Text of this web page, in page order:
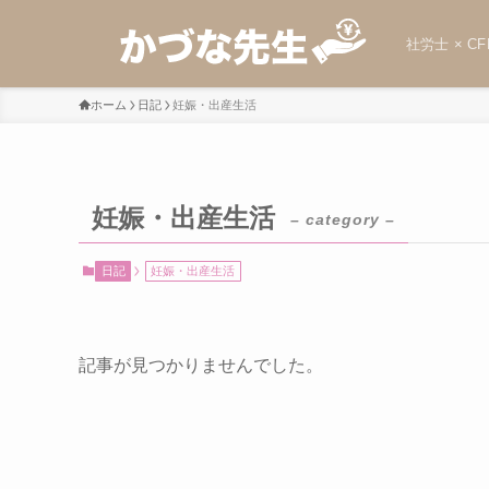
社労士 ×
ホーム 日記 妊娠・出産生活
妊娠・出産生活 – category –
日記 妊娠・出産生活
記事が見つかりませんでした。